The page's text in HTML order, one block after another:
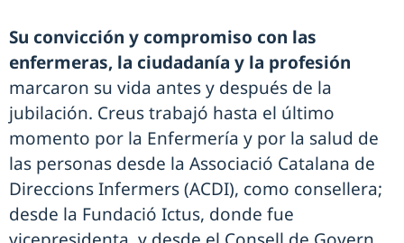
Su convicción y compromiso con las
enfermeras, la ciudadanía y la profesión
marcaron su vida antes y después de la
jubilación. Creus trabajó hasta el último
momento por la Enfermería y por la salud de
las personas desde la Associació Catalana de
Direccions Infermers (ACDI), como consellera;
desde la Fundació Ictus, donde fue